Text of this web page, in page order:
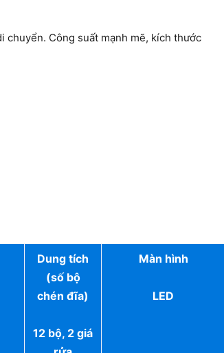
chuyển. Công suất mạnh mẽ, kích thước
Dung tích
(số bộ
chén đĩa)
12 bộ, 2 giá
Màn hình
LED